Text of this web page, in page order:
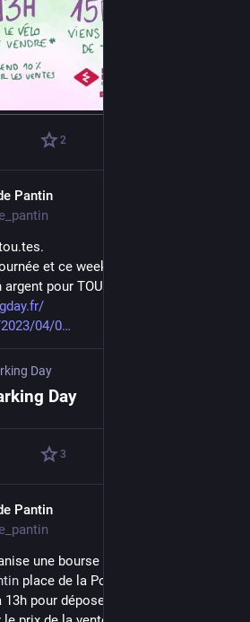
2
Pantin
et ce week-end pour dénoncer
pour TOU.TES
04/0
Day
Day
3
Pantin
une bourse aux
place de la Pointe.
pour déposer votre vélo à vendre